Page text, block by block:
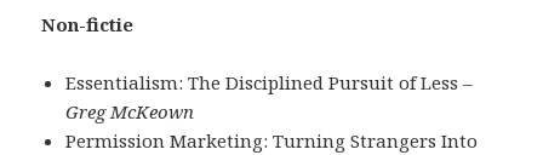
Non-fictie
Essentialism: The Disciplined Pursuit of Less –
Greg McKeown
Permission Marketing: Turning Strangers Into